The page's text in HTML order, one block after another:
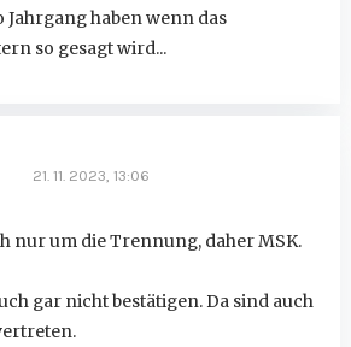
haben wenn das
so gesagt wird...
21. 11. 2023, 13:06
nur um die Trennung, daher MSK.
gar nicht bestätigen. Da sind auch